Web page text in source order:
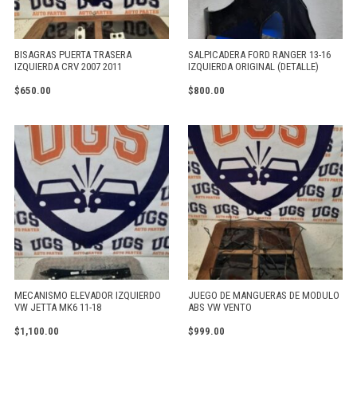
BISAGRAS PUERTA TRASERA
IZQUIERDA CRV 2007 2011
$650.00
SALPICADERA FORD RANGER 13-16
IZQUIERDA ORIGINAL (DETALLE)
$800.00
MECANISMO ELEVADOR IZQUIERDO
VW JETTA MK6 11-18
$1,100.00
JUEGO DE MANGUERAS DE MODULO
ABS VW VENTO
$999.00